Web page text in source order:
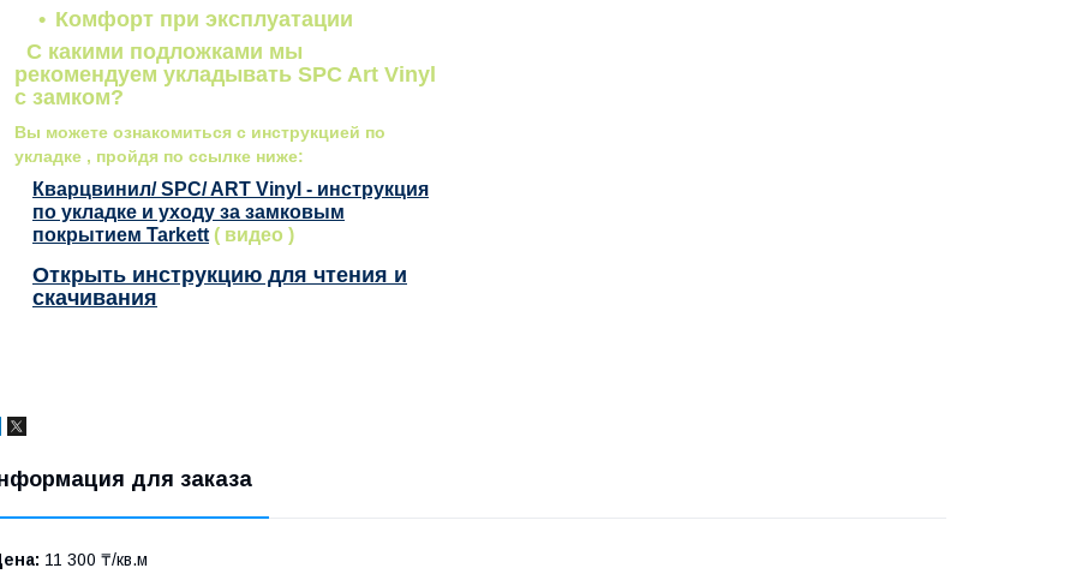
Комфорт при эксплуатации
С какими подложками мы
рекомендуем укладывать SPC Art Vinyl
с замком?
Вы можете ознакомиться с инструкцией по
укладке , пройдя по ссылке ниже:
Кварцвинил/ SPC/ ART Vinyl - инструкция
по укладке и уходу за замковым
покрытием Tarkett ( видео )
Открыть инструкцию для чтения и
скачивания
для заказа
11 300 ₸/кв.м